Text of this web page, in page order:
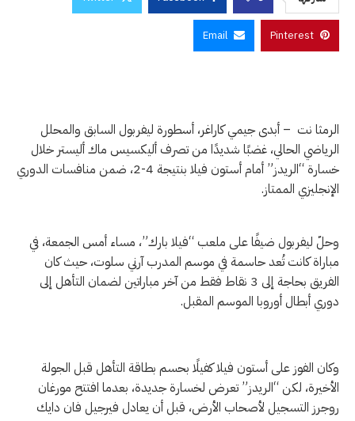
Pinterest
Email
الرمثا نت – أبدى جيمي كاراغر، أسطورة ليفربول السابق والمحلل
الرياضي الحالي، غضبًا شديدًا من تصرف أليكسيس ماك أليستر خلال
خسارة “الريدز” أمام أستون فيلا بنتيجة 4-2، ضمن منافسات الدوري
الإنجليزي الممتاز.
وحلّ ليفربول ضيفًا على ملعب “فيلا بارك”، مساء أمس الجمعة، في
مباراة كانت تُعد حاسمة في موسم المدرب آرني سلوت، حيث كان
الفريق بحاجة إلى 3 نقاط فقط من آخر مباراتين لضمان التأهل إلى
دوري أبطال أوروبا الموسم المقبل.
وكان الفوز على أستون فيلا كفيلًا بحسم بطاقة التأهل قبل الجولة
الأخيرة، لكن “الريدز” تعرض لخسارة جديدة، بعدما افتتح مورغان
روجرز التسجيل لأصحاب الأرض، قبل أن يعادل فيرجيل فان دايك